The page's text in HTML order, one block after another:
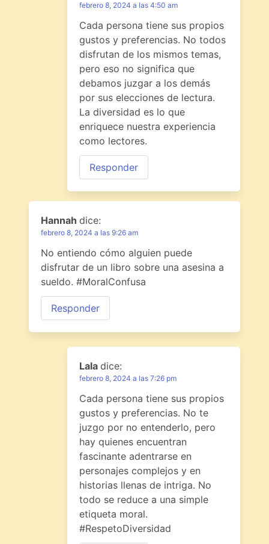
febrero 8, 2024 a las 4:50 am
Cada persona tiene sus propios
gustos y preferencias. No todos
disfrutan de los mismos temas,
pero eso no significa que
debamos juzgar a los demás
por sus elecciones de lectura.
La diversidad es lo que
enriquece nuestra experiencia
como lectores.
Responder
Hannah dice:
febrero 8, 2024 a las 9:26 am
No entiendo cómo alguien puede
disfrutar de un libro sobre una asesina a
sueldo. #MoralConfusa
Responder
Lala dice:
febrero 8, 2024 a las 7:26 pm
Cada persona tiene sus propios
gustos y preferencias. No te
juzgo por no entenderlo, pero
hay quienes encuentran
fascinante adentrarse en
personajes complejos y en
historias llenas de intriga. No
todo se reduce a una simple
etiqueta moral.
#RespetoDiversidad